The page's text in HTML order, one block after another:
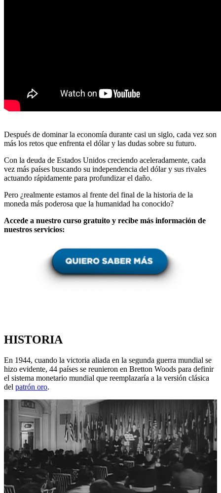
Después de dominar la economía durante casi un siglo, cada vez son
más los retos que enfrenta el dólar y las dudas sobre su futuro.
Con la deuda de Estados Unidos creciendo aceleradamente, cada
vez más países buscando su independencia del dólar y sus rivales
actuando rápidamente para profundizar el daño.
Pero ¿realmente estamos al frente del final de la historia de la
moneda más poderosa que la humanidad ha conocido?
Accede a nuestro curso gratuito y recibe más información de
nuestros servicios:
HISTORIA
En 1944, cuando la victoria aliada en la segunda guerra mundial se
hizo evidente, 44 países se reunieron en Bretton Woods para definir
el sistema monetario mundial que reemplazaría a la versión clásica
del patrón oro.